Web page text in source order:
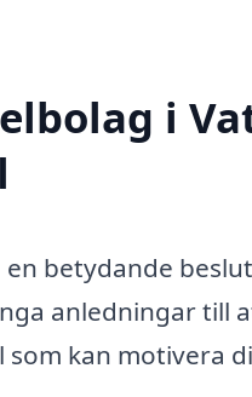
i
betydande
anledningar till
kan motivera